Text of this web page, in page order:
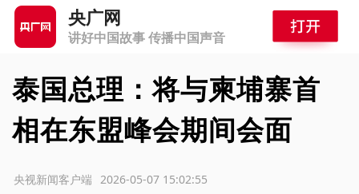
央广网
讲好中国故事 传播中国声音
泰国总理：将与柬埔寨首
相在东盟峰会期间会面
2026-05-07 15:02:55
央视新闻客户端